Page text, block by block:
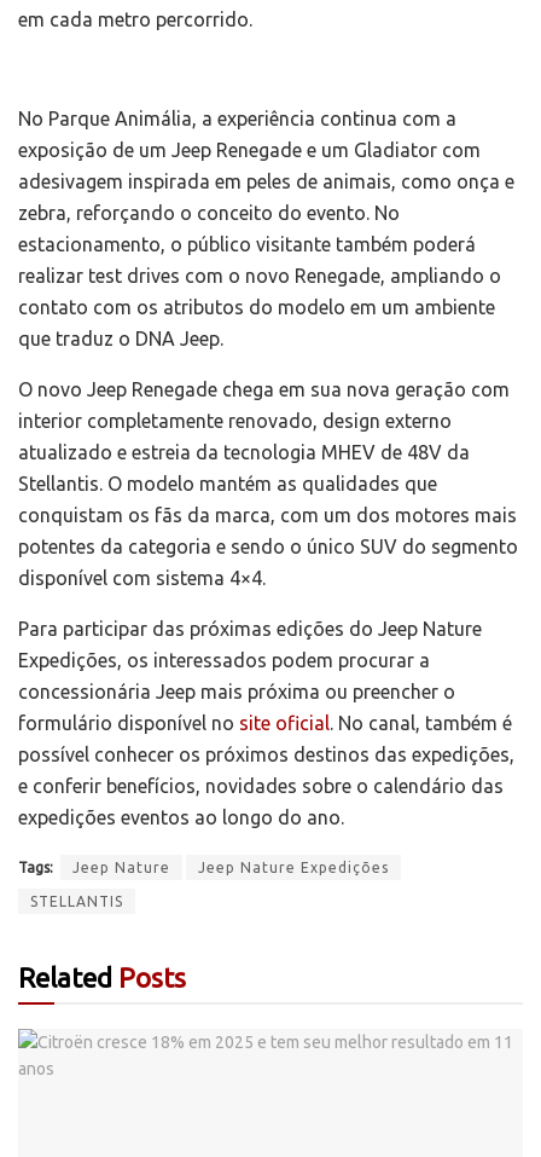
em cada metro percorrido.
No Parque Animália, a experiência continua com a
exposição de um Jeep Renegade e um Gladiator com
adesivagem inspirada em peles de animais, como onça e
zebra, reforçando o conceito do evento. No
estacionamento, o público visitante também poderá
realizar test drives com o novo Renegade, ampliando o
contato com os atributos do modelo em um ambiente
que traduz o DNA Jeep.
O novo Jeep Renegade chega em sua nova geração com
interior completamente renovado, design externo
atualizado e estreia da tecnologia MHEV de 48V da
Stellantis. O modelo mantém as qualidades que
conquistam os fãs da marca, com um dos motores mais
potentes da categoria e sendo o único SUV do segmento
disponível com sistema 4×4.
Para participar das próximas edições do Jeep Nature
Expedições, os interessados podem procurar a
concessionária Jeep mais próxima ou preencher o
formulário disponível no site oficial. No canal, também é
possível conhecer os próximos destinos das expedições,
e conferir benefícios, novidades sobre o calendário das
expedições eventos ao longo do ano.
Tags: Jeep Nature Jeep Nature Expedições
STELLANTIS
Related Posts